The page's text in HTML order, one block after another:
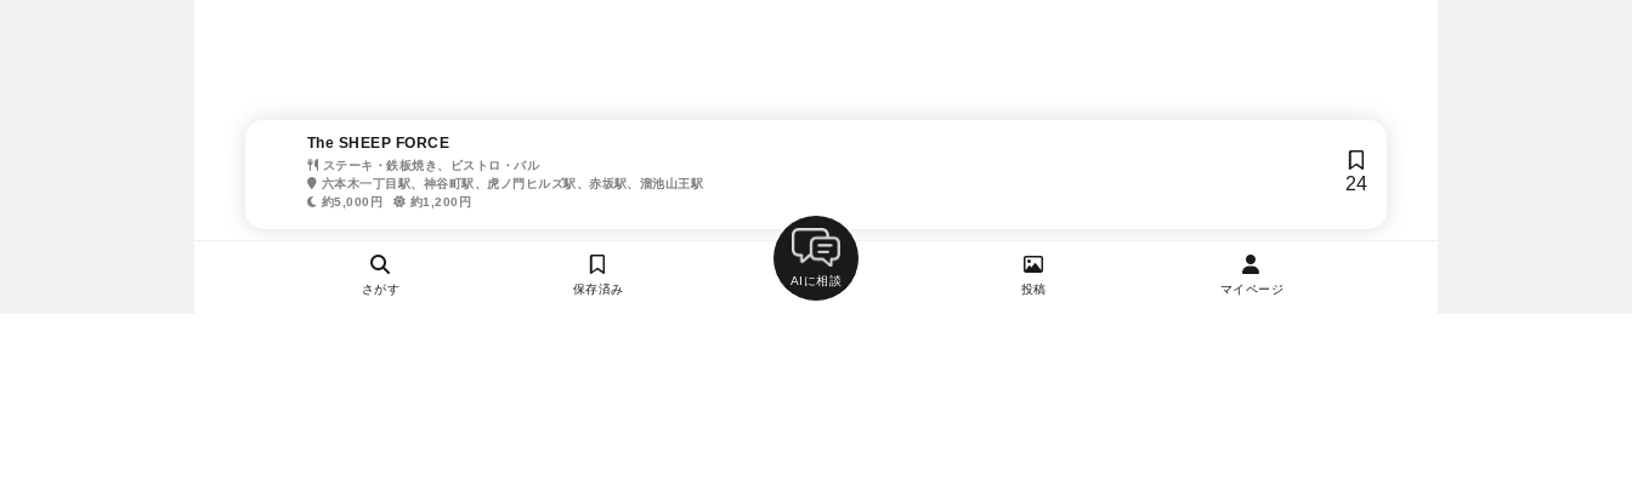
The SHEEP FORCE
ステーキ・鉄板焼き、ビストロ・バル
六本木一丁目駅、神谷町駅、虎ノ門ヒルズ駅、赤坂駅、溜池山王駅
約5,000円
約1,200円
24
さがす 保存済み
AIに相談
投稿 マイページ